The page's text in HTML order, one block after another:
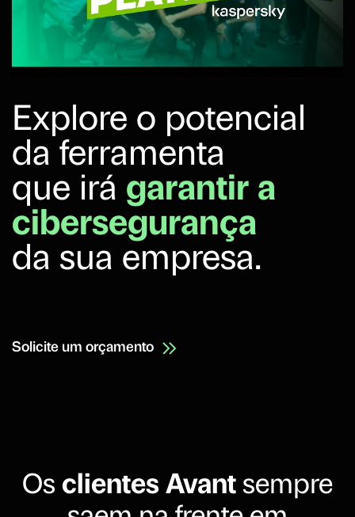
Explore o potencial
da ferramenta
que irá garantir a
cibersegurança
da sua empresa.
Solicite um orçamento
Os clientes Avant sempre